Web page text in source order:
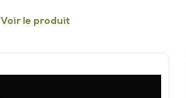
Voir le produit